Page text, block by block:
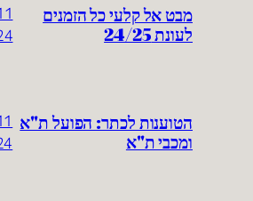
מבט אל קלעי כל הזמנים
לעונת 24/25
הטוענות לכתר: הפועל ת"א
ומכבי ת"א